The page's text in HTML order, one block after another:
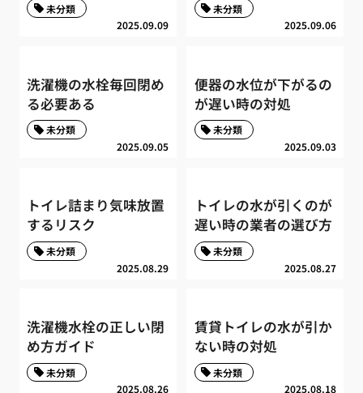
2025.09.09
未分類
2025.09.06
未分類
洗濯機の水栓毎回閉め
る必要ある
2025.09.05
未分類
便器の水位が下がるの
が遅い時の対処
2025.09.03
未分類
トイレ詰まり気味放置
するリスク
2025.08.29
未分類
トイレの水が引くのが
遅い時の業者の選び方
2025.08.27
未分類
洗濯機水栓の正しい閉
め方ガイド
2025.08.26
未分類
賃貸トイレの水が引か
ない時の対処
2025.08.18
未分類